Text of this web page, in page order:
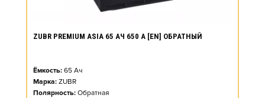
ZUBR PREMIUM ASIA 65 АЧ 650 А [EN] ОБРАТНЫЙ
Ёмкость: 65 Ач
Марка: ZUBR
Полярность: Обратная